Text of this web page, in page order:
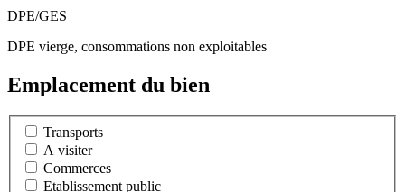
DPE/GES
DPE vierge, consommations non exploitables
Emplacement du bien
Transports
A visiter
Commerces
Etablissement public